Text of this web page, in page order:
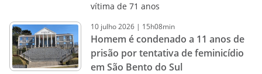
vítima de 71 anos
10 julho2026 | 15h08min
Homem é condenado a 11 anos de
prisão por tentativa de feminicídio
em São Bento do Sul